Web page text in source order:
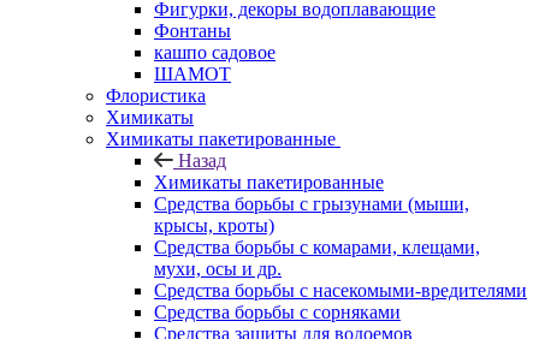
Фигурки, декоры водоплавающие
Фонтаны
кашпо садовое
ШАМОТ
Флористика
Химикаты
Химикаты пакетированные
Назад
Химикаты пакетированные
Средства борьбы с грызунами (мыши,
крысы, кроты)
Средства борьбы с комарами, клещами,
мухи, осы и др.
Средства борьбы с насекомыми-вредителями
Средства борьбы с сорняками
Средства защиты для водоемов